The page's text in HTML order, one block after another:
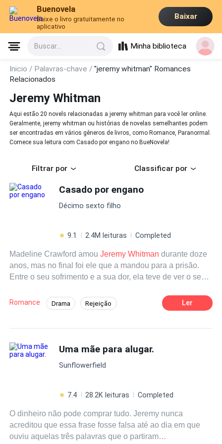
Buenovela
Baixe o livro gratuitamente no
aplicativo
Baixar
Buscar... Minha biblioteca
Inicio / Palavras-chave /"jeremy whitman" Romances
Relacionados
Jeremy Whitman
Aqui estão 20 novels relacionadas a jeremy whitman para você ler online.
Geralmente, jeremy whitman ou histórias de novelas semelhantes podem
ser encontradas em vários gêneros de livros, como Romance, Paranormal.
Comece sua leitura com Casado por engano no BueNovela!
Filtrar por Classificar por
Casado por engano
Décimo sexto filho
9.1 2.4M leituras Completed
Madeline Crawford amouJeremy Whitman durante doze
anos, mas no final foi ele que a mandou para a prisão.
Entre o seu sofrimento e a sua dor, ela teve de ver o seu
depois, ela regressou com força renovada, já não a
mesma mulher que ele menosprezou há anos! Com esta
quando ela está prestes a ter a sua vingança com o
homem que a injustiçou... Ele passa subitamente de um
psicopata frio e insensível a um homem carinhoso,
frente de uma multidão, tudo isto enquanto lhe promete:
agora, vou passar o resto da minha vida a tentar
compensá-la". Ao que Madeline responde: "Só te
perdoarei se tu....morrer".
Romance Drama Rejeição Ler
Uma mãe para alugar.
Sunflowerfield
7.4 28.2K leituras Completed
O dinheiro não pode comprar tudo. Jeremy nunca
acreditou que essa frase fosse falsa até ao dia em que
ouviu aquelas três palavras que o partiram